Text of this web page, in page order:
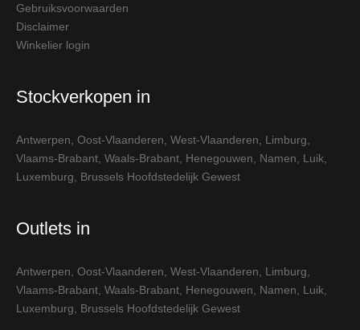
Gebruiksvoorwaarden
Disclaimer
Winkelier login
Stockverkopen in
Antwerpen Oost-Vlaanderen West-Vlaanderen Limburg
Vlaams-Brabant Waals-Brabant Henegouwen Namen Luik
Luxemburg
Brussels Hoofdstedelijk Gewest
Outlets in
Antwerpen Oost-Vlaanderen West-Vlaanderen Limburg
Vlaams-Brabant Waals-Brabant Henegouwen Namen Luik
Luxemburg
Brussels Hoofdstedelijk Gewest